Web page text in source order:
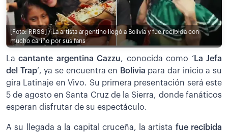
[Foto: RRSS] / La artista argentino llegó a Bolivia y fue recibida con
mucho cariño por sus fans
Lacantante argentina Cazzu, conocida como ‘ La Jefa
del Trap’, ya se encuentra en Bolivia para dar inicio a su
gira Latinaje en Vivo. Su primera presentación será este
5 de agosto en Santa Cruz de la Sierra, donde fanáticos
esperan disfrutar de su espectáculo.
A su llegada a la capital cruceña, la artista fue recibida